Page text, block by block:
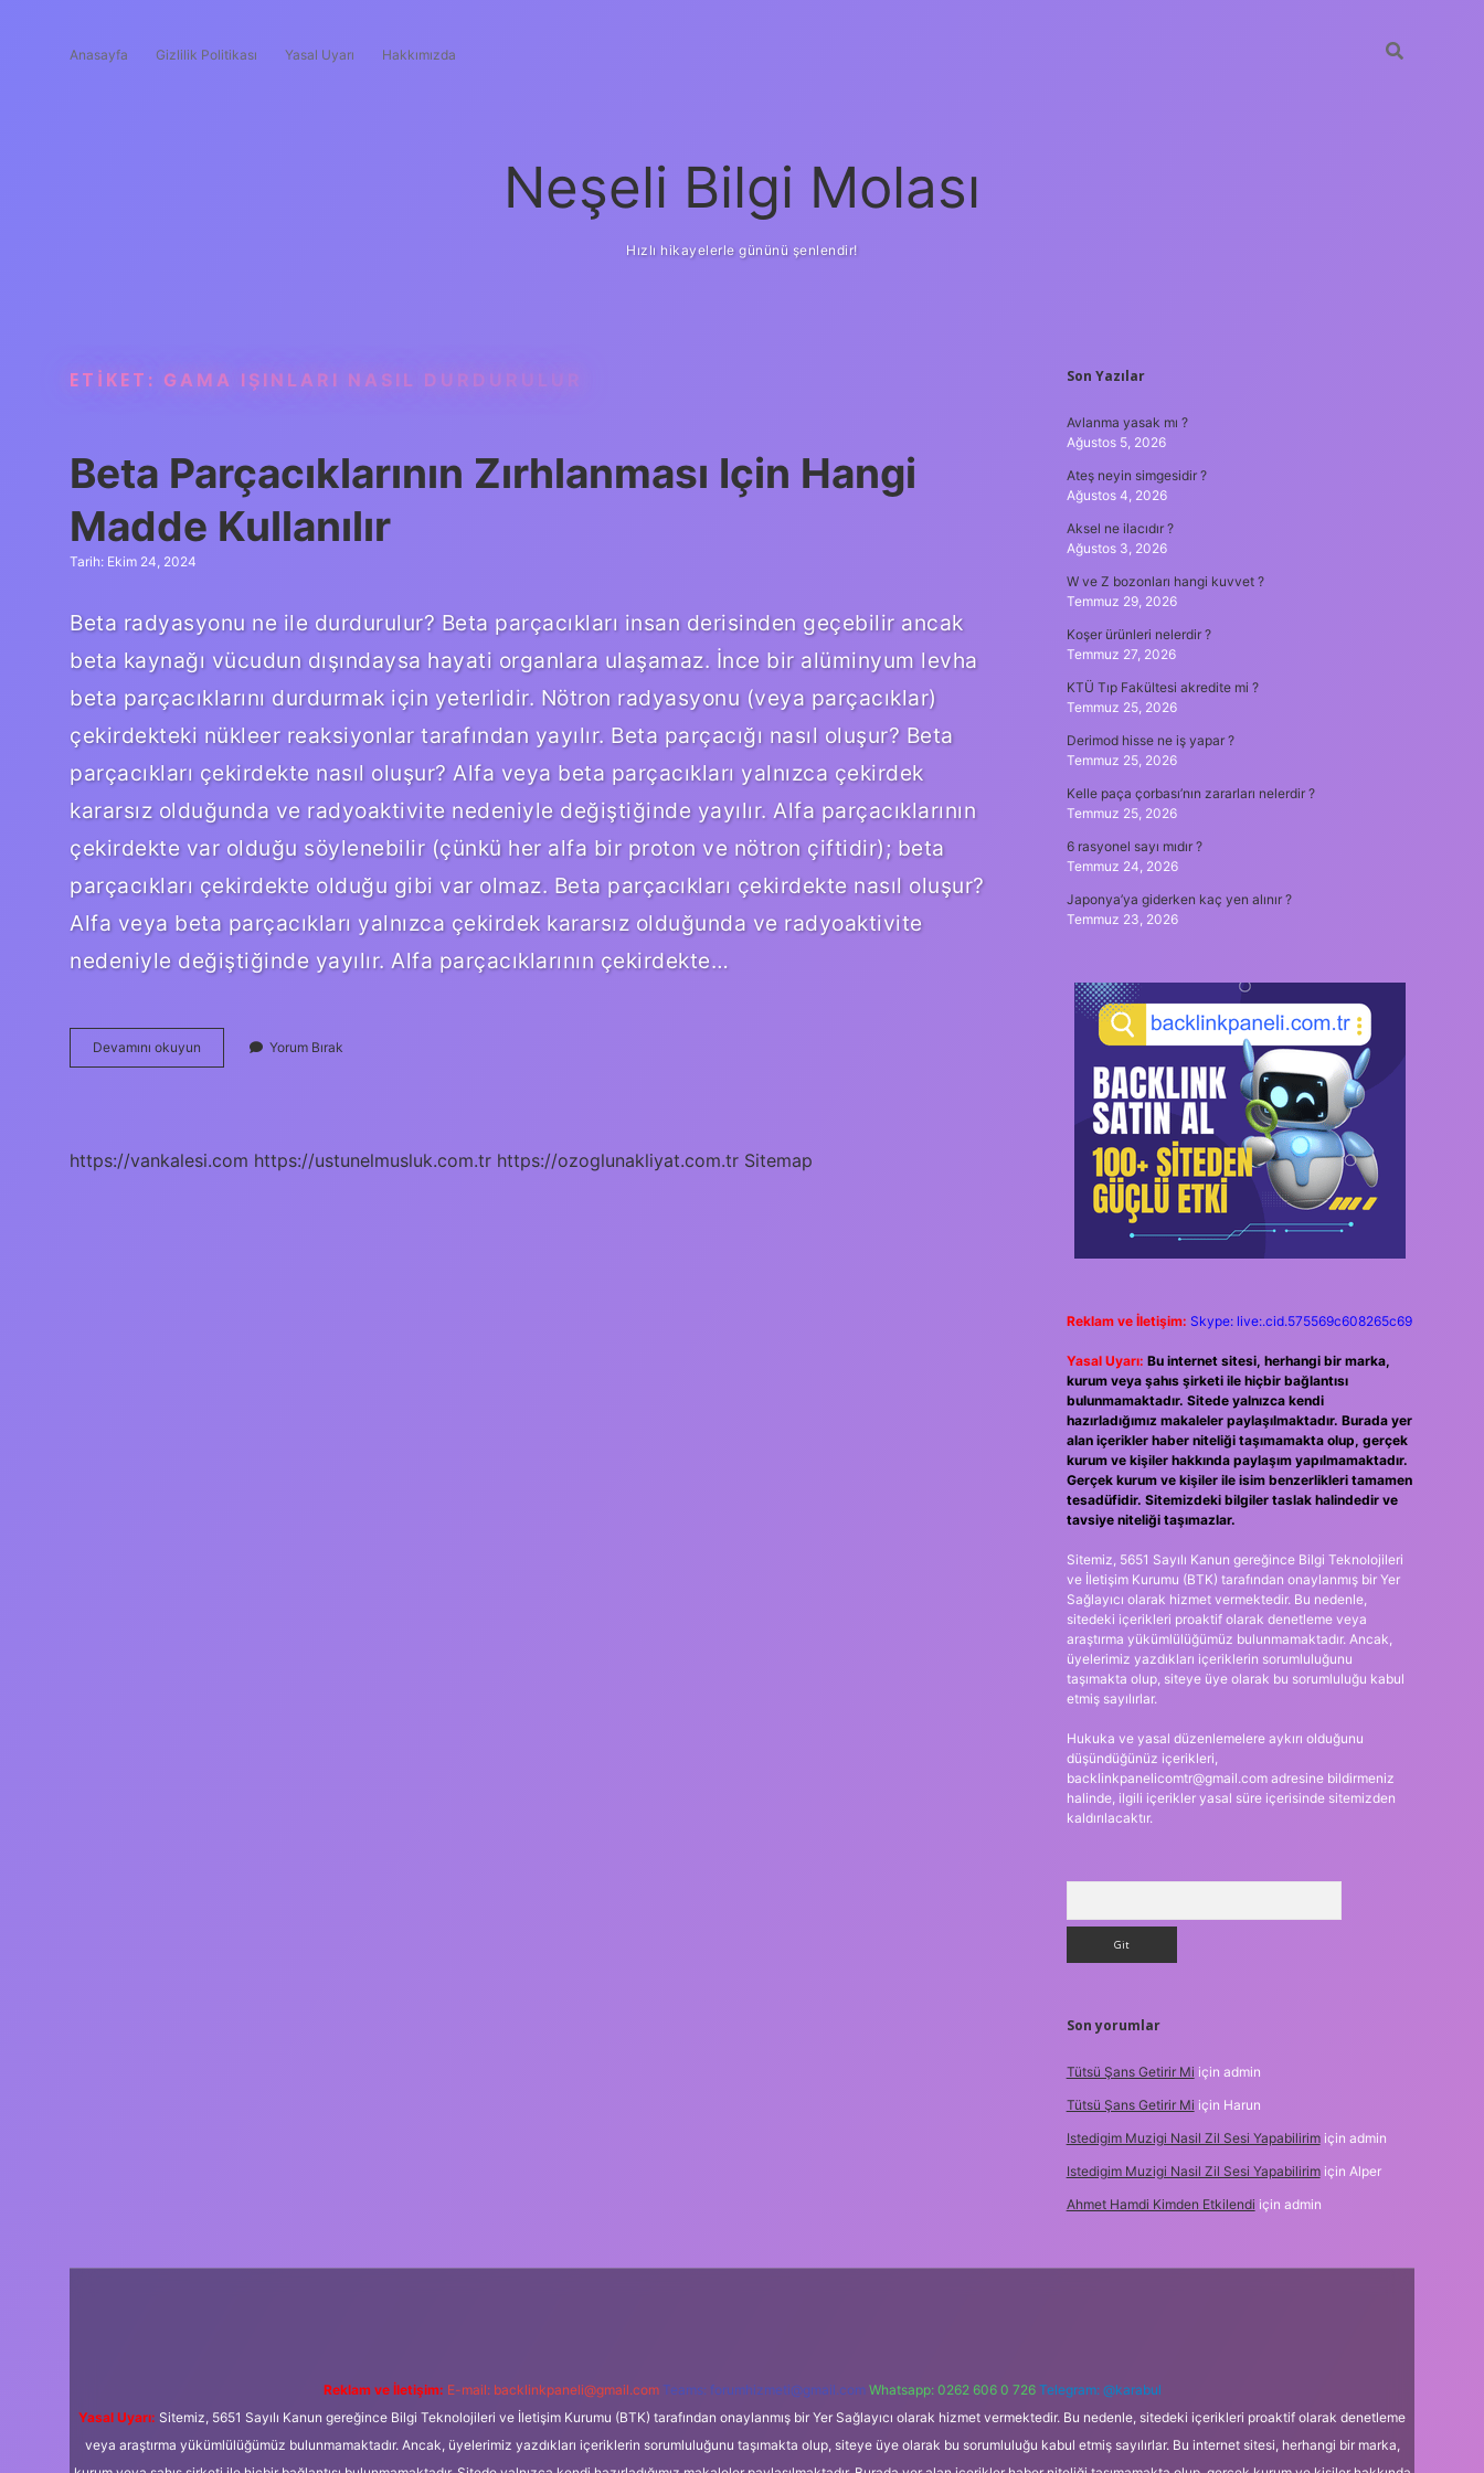
Anasayfa Gizlilik Politikası Yasal Uyarı Hakkımızda
Neşeli Bilgi Molası
Hızlı hikayelerle gününü şenlendir!
ETIKET: GAMA IŞINLARI NASIL DURDURULUR
Beta Parçacıklarının Zırhlanması Için Hangi
Madde Kullanılır
Tarih: Ekim 24, 2024
Beta radyasyonu ne ile durdurulur? Beta parçacıkları insan derisinden geçebilir ancak
beta kaynağı vücudun dışındaysa hayati organlara ulaşamaz. İnce bir alüminyum levha
beta parçacıklarını durdurmak için yeterlidir. Nötron radyasyonu (veya parçacıklar)
çekirdekteki nükleer reaksiyonlar tarafından yayılır. Beta parçacığı nasıl oluşur? Beta
parçacıkları çekirdekte nasıl oluşur? Alfa veya beta parçacıkları yalnızca çekirdek
kararsız olduğunda ve radyoaktivite nedeniyle değiştiğinde yayılır. Alfa parçacıklarının
çekirdekte var olduğu söylenebilir (çünkü her alfa bir proton ve nötron çiftidir); beta
parçacıkları çekirdekte olduğu gibi var olmaz. Beta parçacıkları çekirdekte nasıl oluşur?
Alfa veya beta parçacıkları yalnızca çekirdek kararsız olduğunda ve radyoaktivite
nedeniyle değiştiğinde yayılır. Alfa parçacıklarının çekirdekte…
Devamını okuyun
Parçacıklarının
Kullanılır
Yorum Bırak
https://vankalesi.com https://ustunelmusluk.com.tr https://ozoglunakliyat.com.tr Sitemap
SIDEBAR
Son Yazılar
Avlanma yasak mı ?
Ağustos 5, 2026
Ateş neyin simgesidir ?
Ağustos 4, 2026
Aksel ne ilacıdır ?
Ağustos 3, 2026
W ve Z bozonları hangi kuvvet ?
Temmuz 29, 2026
Koşer ürünleri nelerdir ?
Temmuz 27, 2026
KTÜ Tıp Fakültesi akredite mi ?
Temmuz 25, 2026
Derimod hisse ne iş yapar ?
Temmuz 25, 2026
Kelle paça çorbası’nın zararları nelerdir ?
Temmuz 25, 2026
6 rasyonel sayı mıdır ?
Temmuz 24, 2026
Japonya’ya giderken kaç yen alınır ?
Temmuz 23, 2026
Reklam ve İletişim: Skype: live:.cid.575569c608265c69
Yasal Uyarı: Bu internet sitesi, herhangi bir marka,
kurum veya şahıs şirketi ile hiçbir bağlantısı
bulunmamaktadır. Sitede yalnızca kendi
hazırladığımız makaleler paylaşılmaktadır. Burada yer
alan içerikler haber niteliği taşımamakta olup, gerçek
kurum ve kişiler hakkında paylaşım yapılmamaktadır.
Gerçek kurum ve kişiler ile isim benzerlikleri tamamen
tesadüfidir. Sitemizdeki bilgiler taslak halindedir ve
tavsiye niteliği taşımazlar.
Sitemiz, 5651 Sayılı Kanun gereğince Bilgi Teknolojileri
ve İletişim Kurumu (BTK) tarafından onaylanmış bir Yer
Sağlayıcı olarak hizmet vermektedir. Bu nedenle,
sitedeki içerikleri proaktif olarak denetleme veya
araştırma yükümlülüğümüz bulunmamaktadır. Ancak,
üyelerimiz yazdıkları içeriklerin sorumluluğunu
taşımakta olup, siteye üye olarak bu sorumluluğu kabul
etmiş sayılırlar.
Hukuka ve yasal düzenlemelere aykırı olduğunu
düşündüğünüz içerikleri,
backlinkpanelicomtr@gmail.comadresine bildirmeniz
halinde, ilgili içerikler yasal süre içerisinde sitemizden
kaldırılacaktır.
Son yorumlar
Tütsü Şans Getirir Mi için admin
Tütsü Şans Getirir Mi için Harun
Istedigim Muzigi Nasil Zil Sesi Yapabilirimiçin admin
Istedigim Muzigi Nasil Zil Sesi Yapabilirimiçin Alper
Ahmet Hamdi Kimden Etkilendi için admin
Reklam ve İletişim: E-mail: backlinkpaneli@gmail.com Teams: forumhizmeti@gmail.com Whatsapp: 0262 606 0 726 Telegram: @karabul
Yasal Uyarı: Sitemiz, 5651 Sayılı Kanun gereğince Bilgi Teknolojileri ve İletişim Kurumu (BTK) tarafından onaylanmış bir Yer Sağlayıcı olarak hizmet vermektedir. Bu nedenle, sitedeki içerikleri proaktif olarak denetleme
veya araştırma yükümlülüğümüz bulunmamaktadır. Ancak, üyelerimiz yazdıkları içeriklerin sorumluluğunu taşımakta olup, siteye üye olarak bu sorumluluğu kabul etmiş sayılırlar. Bu internet sitesi, herhangi bir marka,